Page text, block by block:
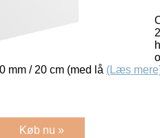
mm / 20 cm (med lå (Læs
Køb nu »